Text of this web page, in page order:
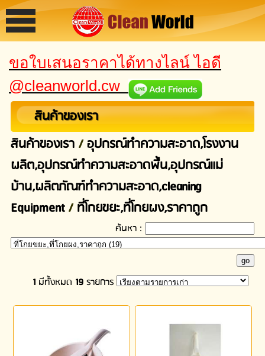
ขอใบเสนอราคาได้ทางไลน์ ไอดี
@cleanworld.cw
สินค้าของเรา
สินค้าของเรา/อุปกรณ์ทําความสะอาด,โรงงาน
ผลิต,อุปกรณ์ทําความสะอาดพื้น,อุปกรณ์แม่
บ้าน,ผลิตภัณฑ์ทำความสะอาด,cleaning
Equipment/ที่โกยขยะ,ที่โกยผง,ราคาถูก
ค้นหา :
1 มีทั้งหมด 19รายการ